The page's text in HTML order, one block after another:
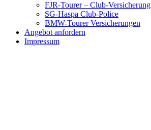
FJR-Tourer – Club-Versicherung
SG-Haspa Club-Police
BMW-Tourer Versicherungen
Angebot anfordern
Impressum